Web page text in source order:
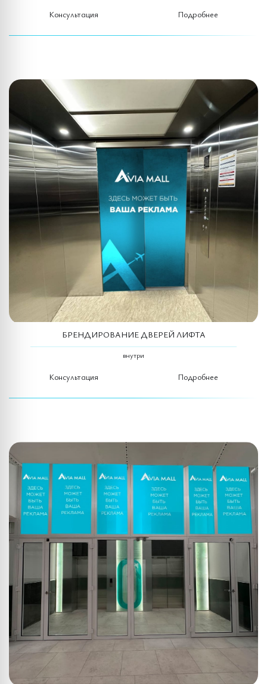
Консультация Подробнее
БРЕНДИРОВАНИЕ ДВЕРЕЙ ЛИФТА
внутри
Консультация Подробнее